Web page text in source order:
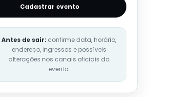
Cadastrar evento
Antes de sair: confirme data, horário,
endereço, ingressos e possíveis
alterações nos canais oficiais do
evento.